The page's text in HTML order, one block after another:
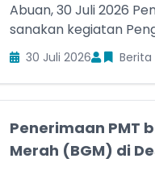
Abuan, 30 Juli 2026
sanakan kegiatan
30 Juli 2026 Berita
Penerimaan PMT
Merah (BGM) di